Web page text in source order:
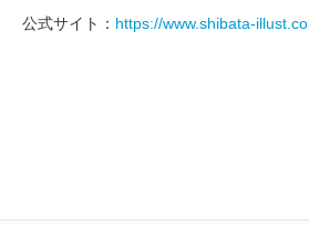
公式サイト： https://www.shibata-